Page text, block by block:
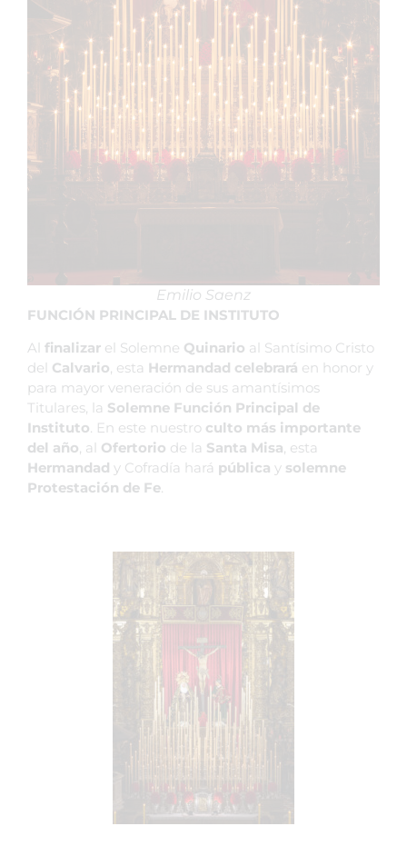
Emilio Saenz
FUNCIÓN PRINCIPAL DE INSTITUTO
Al finalizar el Solemne Quinario al Santísimo Cristo
del Calvario, esta Hermandad celebrará en honor y
para mayor veneración de sus amantísimos
Titulares, la Solemne Función Principal de
Instituto. En este nuestro culto más importante
del año, al Ofertorio de la Santa Misa, esta
Hermandad y Cofradía hará pública y solemne
Protestación de Fe.